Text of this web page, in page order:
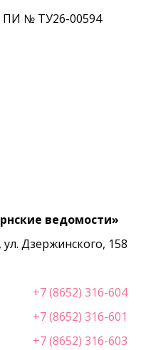
ПИ № ТУ26-00594
ведомости»
Дзержинского, 158
+7 (8652) 316-604
+7 (8652) 316-601
+7 (8652) 316-603